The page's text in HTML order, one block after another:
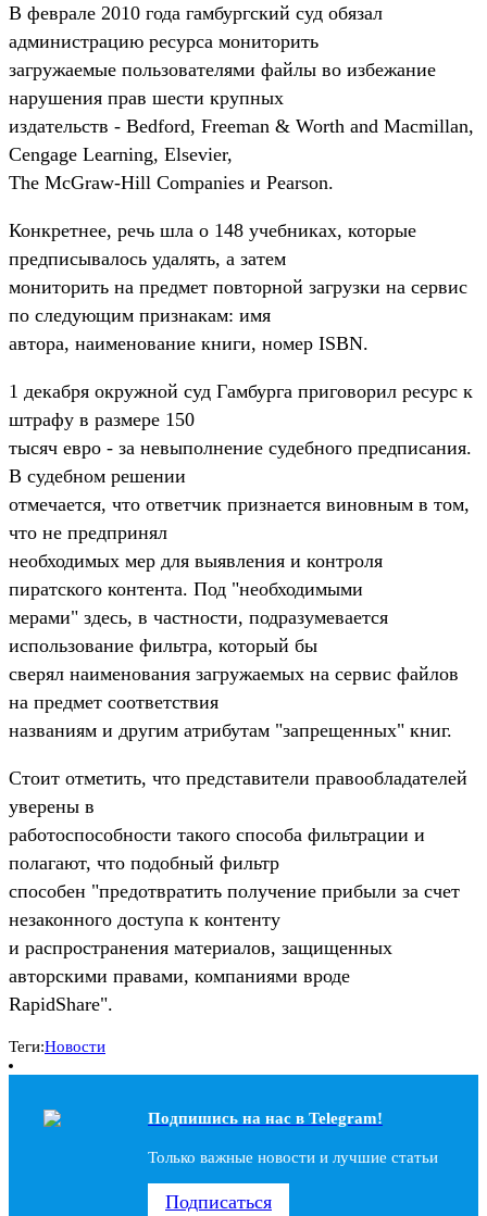
В феврале 2010 года гамбургский суд обязал
администрацию ресурса мониторить
загружаемые пользователями файлы во избежание
нарушения прав шести крупных
издательств - Bedford, Freeman & Worth and Macmillan,
Cengage Learning, Elsevier,
The McGraw-Hill Companies и Pearson.
Конкретнее, речь шла о 148 учебниках, которые
предписывалось удалять, а затем
мониторить на предмет повторной загрузки на сервис
по следующим признакам: имя
автора, наименование книги, номер ISBN.
1 декабря окружной суд Гамбурга приговорил ресурс к
штрафу в размере 150
тысяч евро - за невыполнение судебного предписания.
В судебном решении
отмечается, что ответчик признается виновным в том,
что не предпринял
необходимых мер для выявления и контроля
пиратского контента. Под "необходимыми
мерами" здесь, в частности, подразумевается
использование фильтра, который бы
сверял наименования загружаемых на сервис файлов
на предмет соответствия
названиям и другим атрибутам "запрещенных" книг.
Стоит отметить, что представители правообладателей
уверены в
работоспособности такого способа фильтрации и
полагают, что подобный фильтр
способен "предотвратить получение прибыли за счет
незаконного доступа к контенту
и распространения материалов, защищенных
авторскими правами, компаниями вроде
RapidShare".
Теги:Новости
Подпишись на наc в Telegram!
Только важные новости и лучшие статьи
Подписаться